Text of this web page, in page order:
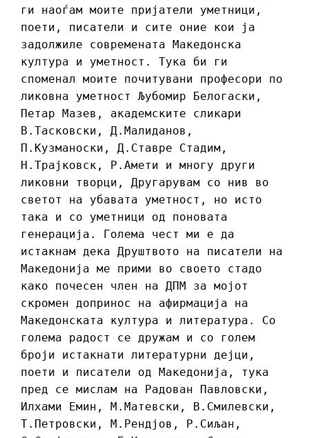
ги наоѓам моите пријатели уметници,
поети, писатели и сите оние кои ја
задолжиле современата Македонска
култура и уметност. Тука би ги
споменал моите почитувани професори по
ликовна уметност Љубомир Белогаски,
Петар Мазев, академските сликари
В.Тасковски, Д.Малиданов,
П.Кузманоски, Д.Ставре Стадим,
Н.Трајковск, Р.Амети и многу други
ликовни творци, Другарувам со нив во
светот на убавата уметност, но исто
така и со уметници од поновата
генерација. Голема чест ми е да
истакнам дека Друштвото на писатели на
Македонија ме прими во своето стадо
како почесен член на ДПМ за мојот
скромен допринос на афирмација на
Македонската култура и литература. Со
голема радост се дружам и со голем
броји истакнати литературни дејци,
поети и писатели од Македонија, тука
пред се мислам на Радован Павловски,
Илхами Емин, М.Матевски, В.Смилевски,
Т.Петровски, М.Рендјов, Р.Сиљан,